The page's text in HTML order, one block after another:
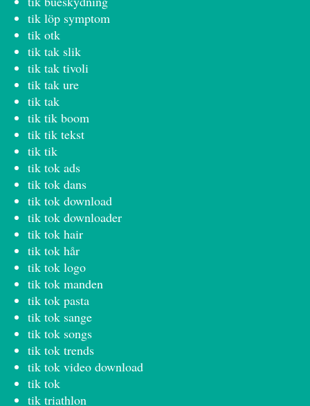
tik löp symptom
tik otk
tik tak slik
tik tak tivoli
tik tak ure
tik tak
tik tik boom
tik tik tekst
tik tik
tik tok ads
tik tok dans
tik tok download
tik tok downloader
tik tok hair
tik tok hår
tik tok logo
tik tok manden
tik tok pasta
tik tok sange
tik tok songs
tik tok trends
tik tok video download
tik tok
tik triathlon